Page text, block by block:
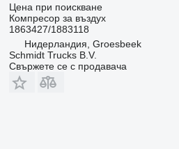
Цена при поискване
Компресор за въздух
1863427/1883118
Нидерландия, Groesbeek
Schmidt Trucks B.V.
Свържете се с продавача